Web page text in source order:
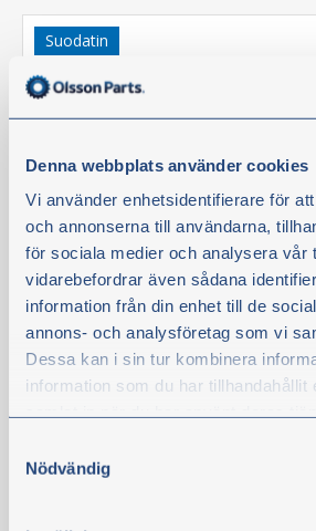
Denna webbplats använder cookies
Vi använder enhetsidentifierare för
och annonserna till användarna,
för sociala medier och analysera vår
vidarebefordrar även sådana
information från din enhet till de
annons- och analysföretag som vi
Dessa kan i sin tur kombinera
information som du har tillhandahållit
Du kan när som helst ändra ditt val.
samtycke klickar du på ”Cookie-
Nödvändig
Suodatin
Tiiviste polttoainesuodatin
Tuotenro: 122643
HUOMIO:
Tarvitaan 1 kpl suodatinta kohti.
Tuotetta on varastossa